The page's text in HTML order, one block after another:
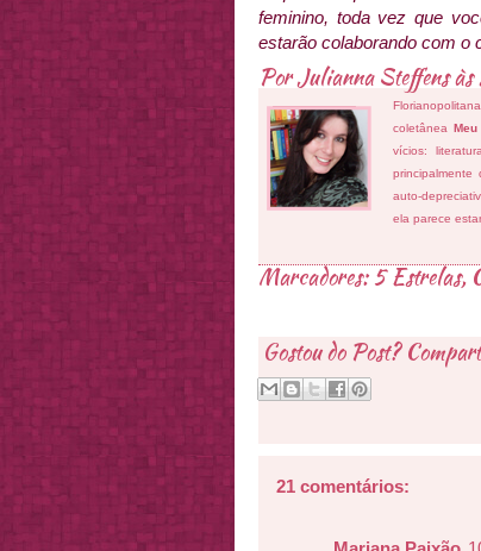
feminino, toda vez que
estarão colaborando com o
PorJulianna Steffensàs
coletânea
vícios:
auto-
ela parece
Marcadores:5 Estrelas,
Gostou do Post?
21 comentários: